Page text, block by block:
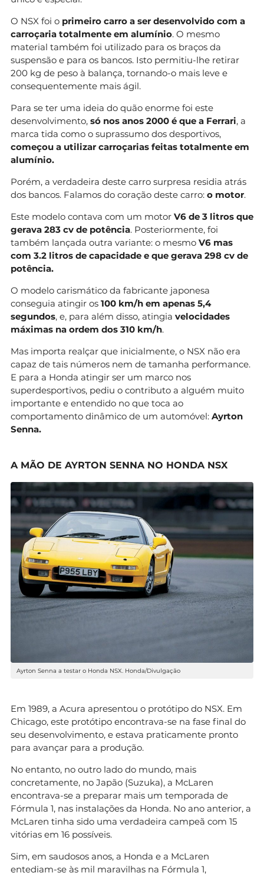
O NSX foi o primeiro carro a ser desenvolvido com a
carroçaria totalmente em alumínio. O mesmo
material também foi utilizado para os braços da
suspensão e para os bancos. Isto permitiu-lhe retirar
200 kg de peso à balança, tornando-o mais leve e
consequentemente mais ágil.
Para se ter uma ideia do quão enorme foi este
desenvolvimento, só nos anos 2000 é que a Ferrari, a
marca tida como o suprassumo dos desportivos,
começou a utilizar carroçarias feitas totalmente em
alumínio.
Porém, a verdadeira deste carro surpresa residia atrás
dos bancos. Falamos do coração deste carro: o motor.
Este modelo contava com um motor V6 de 3 litros que
gerava 283 cv de potência. Posteriormente, foi
também lançada outra variante: o mesmo V6 mas
com 3.2 litros de capacidade e que gerava 298 cv de
potência.
O modelo carismático da fabricante japonesa
conseguia atingir os 100 km/h em apenas 5,4
segundos, e, para além disso, atingia velocidades
máximas na ordem dos 310 km/h.
Mas importa realçar que inicialmente, o NSX não era
capaz de tais números nem de tamanha performance.
E para a Honda atingir ser um marco nos
superdesportivos, pediu o contributo a alguém muito
importante e entendido no que toca ao
comportamento dinâmico de um automóvel: Ayrton
Senna.
A MÃO DE AYRTON SENNA NO HONDA NSX
Ayrton Senna a testar o Honda NSX. Honda/Divulgação
Em 1989, a Acura apresentou o protótipo do NSX. Em
Chicago, este protótipo encontrava-se na fase final do
seu desenvolvimento, e estava praticamente pronto
para avançar para a produção.
No entanto, no outro lado do mundo, mais
concretamente, no Japão (Suzuka), a McLaren
encontrava-se a preparar mais um temporada de
Fórmula 1, nas instalações da Honda. No ano anterior, a
McLaren tinha sido uma verdadeira campeã com 15
vitórias em 16 possíveis.
Sim, em saudosos anos, a Honda e a McLaren
entediam-se às mil maravilhas na Fórmula 1,